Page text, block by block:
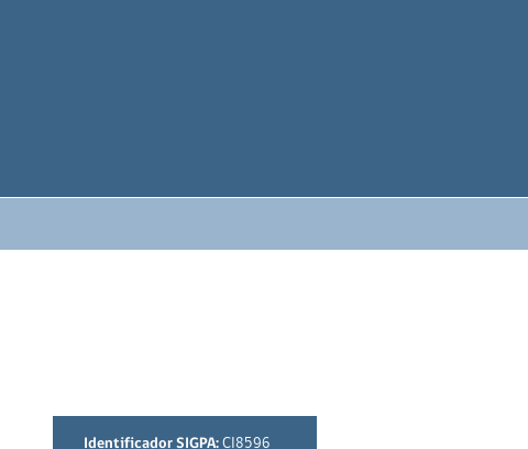
Identificador SIGPA: CI8596